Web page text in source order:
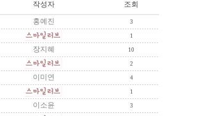
작성자 조회
홍예진 3
1
장지혜 10
2
이미연 4
1
이소윤 3